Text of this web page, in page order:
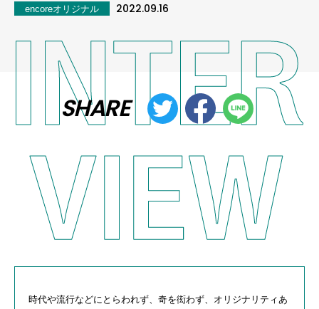
encoreオリジナル 2022.09.16
SHARE
時代や流行などにとらわれず、奇を衒わず、オリジナリティあ